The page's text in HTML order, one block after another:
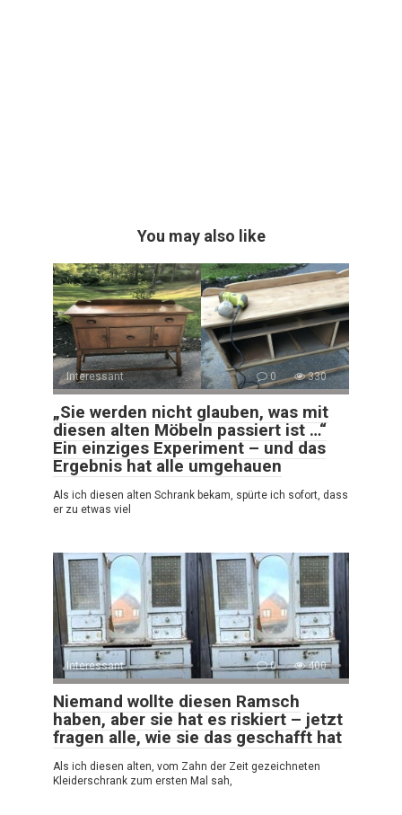
You may also like
Interessant 0 330
„Sie werden nicht glauben, was mit
diesen alten Möbeln passiert ist …“
Ein einziges Experiment – und das
Ergebnis hat alle umgehauen
Als ich diesen alten Schrank bekam, spürte ich sofort, dass
er zu etwas viel
Interessant 0 400
Niemand wollte diesen Ramsch
haben, aber sie hat es riskiert – jetzt
fragen alle, wie sie das geschafft hat
Als ich diesen alten, vom Zahn der Zeit gezeichneten
Kleiderschrank zum ersten Mal sah,